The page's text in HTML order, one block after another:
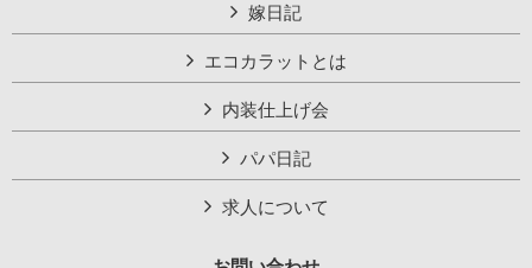
嫁日記
エコカラットとは
内装仕上げ会
パパ日記
求人について